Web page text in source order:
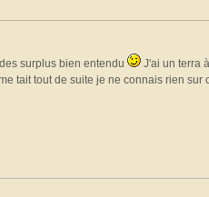
surplus bien entendu J'ai un terra à
tait tout de suite je ne connais rien sur